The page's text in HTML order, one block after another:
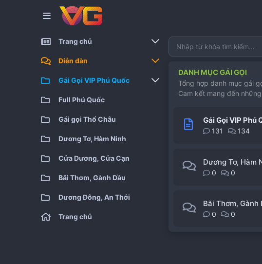
Trang chủ
Gái gọi kiểm định
Gái gọi cao cấp
Gái gọi siêu cấp
Diễn đàn
Bài viết mới
Tìm chủ đề
Gái Gọi VIP Phú Quốc
Full Phú Quốc
Full Phú Quốc
Gái gọi Thổ Châu
Dương Tơ, Hàm Ninh
Cửa Dương, Cửa Cạn
Bãi Thơm, Gành Dầu
Dương Đông, An Thới
Trang chủ
DANH MỤC GÁI GỌI
Tổng hợp danh mục gái
Cam kết mang đến
Gái Gọi VIP Phú
131 134
Dương Tơ, Hàm
0 0
Bãi Thơm, Gành
0 0